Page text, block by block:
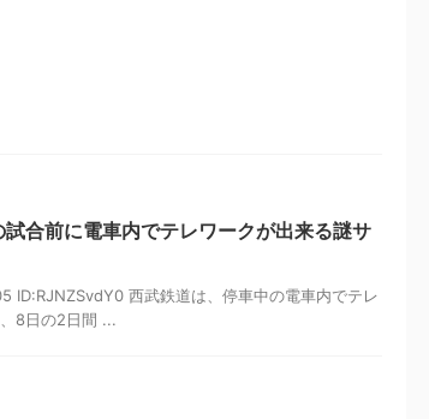
試合前に電車内でテレワークが出来る謎サ
ID:RJNZSvdY0 西武鉄道は、停車中の電車内でテレ
8日の2日間 ...